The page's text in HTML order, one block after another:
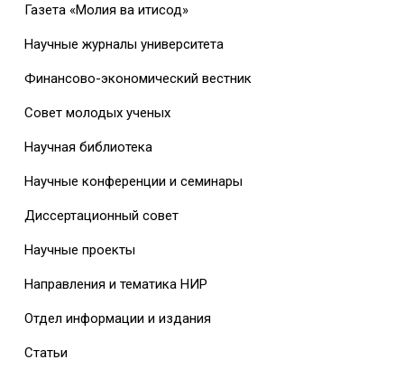
Газета «Молия ва иқтисод»
Научные журналы университета
Финансово-экономический вестник
Совет молодых ученых
Научная библиотека
Научные конференции и семинары
Диссертационный совет
Научные проекты
Направления и тематика НИР
Отдел информации и издания
Статьи